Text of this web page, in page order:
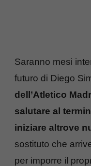
Saranno mesi
futuro di Diego
dell’Atletico
salutare al
iniziare altrove
sostituto che
per imporre il